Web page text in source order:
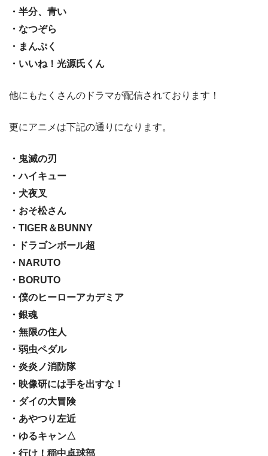
・半分、青い
・なつぞら
・まんぷく
・いいね！光源氏くん
他にもたくさんのドラマが配信されております！
更にアニメは下記の通りになります。
・鬼滅の刃
・ハイキュー
・犬夜叉
・おそ松さん
・TIGER＆BUNNY
・ドラゴンボール超
・NARUTO
・BORUTO
・僕のヒーローアカデミア
・銀魂
・無限の住人
・弱虫ペダル
・炎炎ノ消防隊
・映像研には手を出すな！
・ダイの大冒険
・あやつり左近
・ゆるキャン△
・行け！稲中卓球部